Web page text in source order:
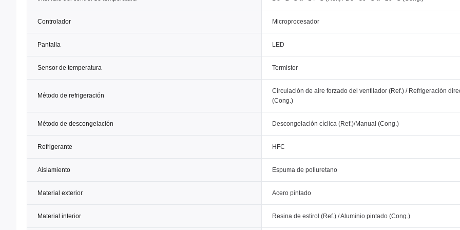
Controlador Microprocesador
Pantalla LED
Sensor de temperatura Termistor
Método de refrigeración
Circulación de aire forzado del ventilador (Ref.) / Refrigeración
(Cong.)
Método de descongelación Descongelación cíclica (Ref.)/Manual (Cong.)
Refrigerante HFC
Aislamiento Espuma de poliuretano
Material exterior Acero pintado
Material interior Resina de estirol (Ref.) / Aluminio pintado (Cong.)